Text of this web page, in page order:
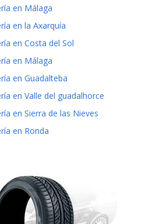
en Málaga
en la Axarquía
en Costa del Sol
en Málaga
en Guadalteba
en Valle del guadalhorce
en Sierra de las Nieves
en Ronda